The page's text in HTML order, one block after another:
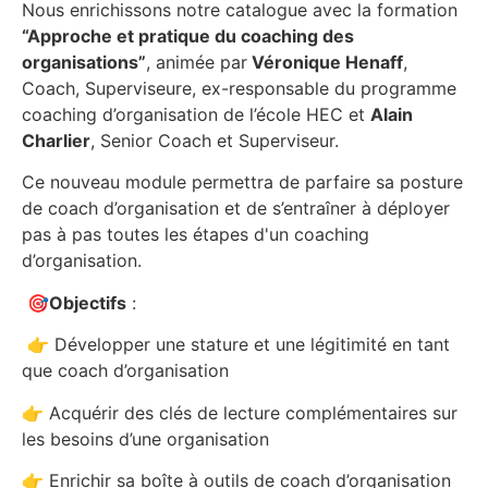
Nous enrichissons notre catalogue avec la formation
“Approche et pratique du coaching des
organisations”, animée par Véronique Henaff,
Coach, Superviseure, ex-responsable du programme
coaching d’organisation de l’école HEC et Alain
Charlier, Senior Coach et Superviseur.
Ce nouveau module permettra de parfaire sa posture
de coach d’organisation et de s’entraîner à déployer
pas à pas toutes les étapes d'un coaching
d’organisation.
🎯Objectifs :
👉 Développer une stature et une légitimité en tant
que coach d’organisation
👉 Acquérir des clés de lecture complémentaires sur
les besoins d’une organisation
👉 Enrichir sa boîte à outils de coach d’organisation